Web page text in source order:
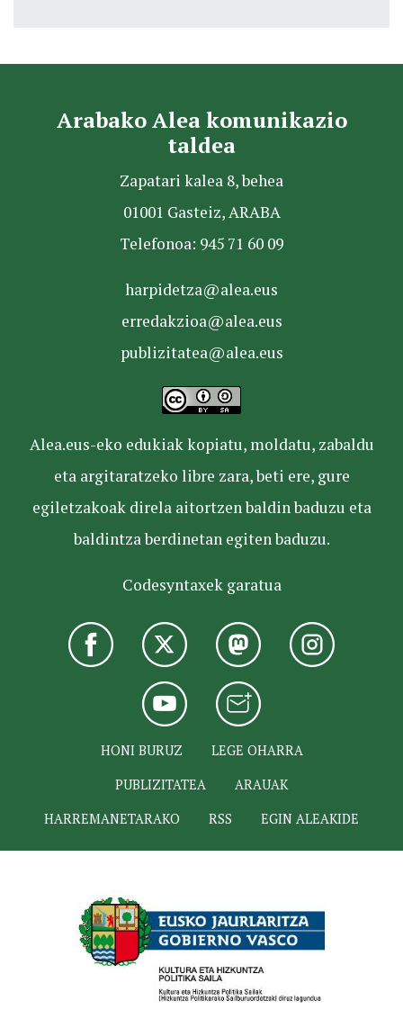
Arabako Alea komunikazio
taldea
Zapatari kalea 8, behea
01001 Gasteiz, ARABA
Telefonoa: 945 71 60 09
harpidetza@alea.eus
erredakzioa@alea.eus
publizitatea@alea.eus
Alea.eus-eko edukiak kopiatu, moldatu, zabaldu
eta argitaratzeko libre zara, beti ere, gure
egiletzakoak direla aitortzen baldin baduzu eta
baldintza berdinetan egiten baduzu.
Codesyntaxek garatua
HONI BURUZ
LEGE OHARRA
PUBLIZITATEA
ARAUAK
HARREMANETARAKO
RSS EGIN ALEAKIDE